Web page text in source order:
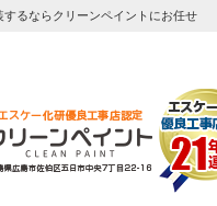
るならクリーンペイントにお任せ